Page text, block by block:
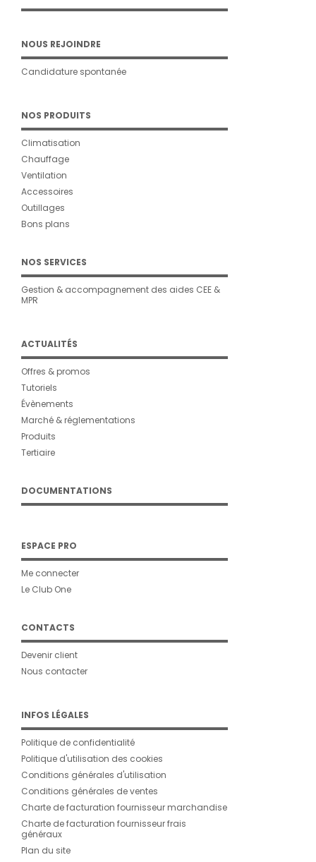
NOUS REJOINDRE
Candidature spontanée
NOS PRODUITS
Climatisation
Chauffage
Ventilation
Accessoires
Outillages
Bons plans
NOS SERVICES
Gestion & accompagnement des aides CEE &
MPR
ACTUALITÉS
Offres & promos
Tutoriels
Évènements
Marché & réglementations
Produits
Tertiaire
DOCUMENTATIONS
ESPACE PRO
Me connecter
Le Club One
CONTACTS
Devenir client
Nous contacter
INFOS LÉGALES
Politique de confidentialité
Politique d'utilisation des cookies
Conditions générales d'utilisation
Conditions générales de ventes
Charte de facturation fournisseur marchandise
Charte de facturation fournisseur frais
généraux
Plan du site